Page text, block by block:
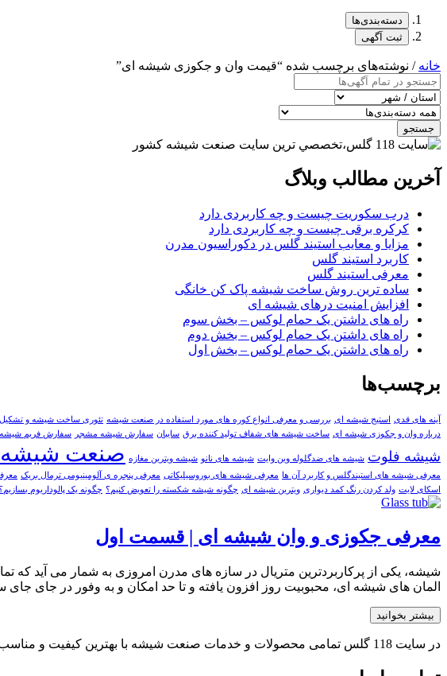
دسته‌بندی‌ها
ثبت آگهی
خانه / نوشته‌های برچسب شده “قیمت وان و جکوزی شیشه ای”
جستجو
آخرین مطالب وبلاگ
درب سکوریت چیست و چه کاربردی دارد
کرکره برقی چیست و چه کاربردی دارد
مزایا و معایب استیند گلس در دکوراسیون مدرن
کاربرد استیند گلس
معرفی استیند گلس
ساده ترین روش ساخت شیشه پاک کن خانگی
افزایش امنیت درهای شیشه ای
راه های داشتن یک حمام لوکس – بخش سوم
راه های داشتن یک حمام لوکس – بخش دوم
راه های داشتن یک حمام لوکس – بخش اول
برچسب‌ها
آینه های قدی استیج شیشه ای بررسی و معرفی انواع کوره های مورد استفاده در صنعت شیشه تئوری ساخت شیشه و
درباره وان و جکوزی شیشه ای ساخت شیشه های شفاف تولید کننده برق سایبان سفارش شيشه مشجر سفارش فریم
شیشه فلوت شیشه های ضدگلوله وین وایت شیشه های‌ نانو شیشه ویترین مغازه صنعت شیشه
معرفی شیشه های استیندگلس و کاربرد آن ها
معرفی شیشه‌ های بوروسیلیکاتی معرفی پنجره ی آلومینیومی ترمال بریک
اسکای لایت ولد کردن رنگ کمد دیواری ویترین شیشه ای چگونه شیشه شکسته را تعویض کنیم؟ چگونه یک پالوداریوم
معرفی جکوزی و وان شیشه ای | قسمت اول
شیشه، یکی از پرکاربردترین متریال در سازه های مدرن امروزی به شمار می آید که
المان های شیشه ای، محبوبیت روز افزون یافته و تا حد امکان و به وفور در جای
بیشتر بخوانید
در سایت 118 گلس تمامی محصولات و خدمات صنعت شیشه با بهترین کیفیت و مناسب ترین قیمت توسط بهترین و مجرب ترین تولیدکنندگان و فعالان صنعت شیشه کشور بصورت یکپارجه ارائه می شود.